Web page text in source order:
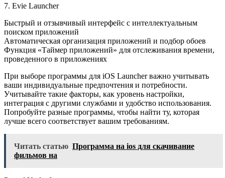
7. Evie Launcher
Быстрый и отзывчивый интерфейс с интеллектуальным
поиском приложений
Автоматическая организация приложений и подбор обоев
Функция «Таймер приложений» для отслеживания времени,
проведенного в приложениях
При выборе программы для iOS Launcher важно учитывать
ваши индивидуальные предпочтения и потребности.
Учитывайте такие факторы, как уровень настройки,
интеграция с другими службами и удобство использования.
Попробуйте разные программы, чтобы найти ту, которая
лучше всего соответствует вашим требованиям.
Читать статью Программа на ios для скачивание
фильмов на